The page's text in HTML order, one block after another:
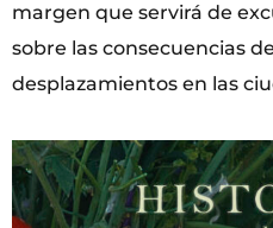
margen que servirá de
sobre las consecuencias
desplazamientos en las